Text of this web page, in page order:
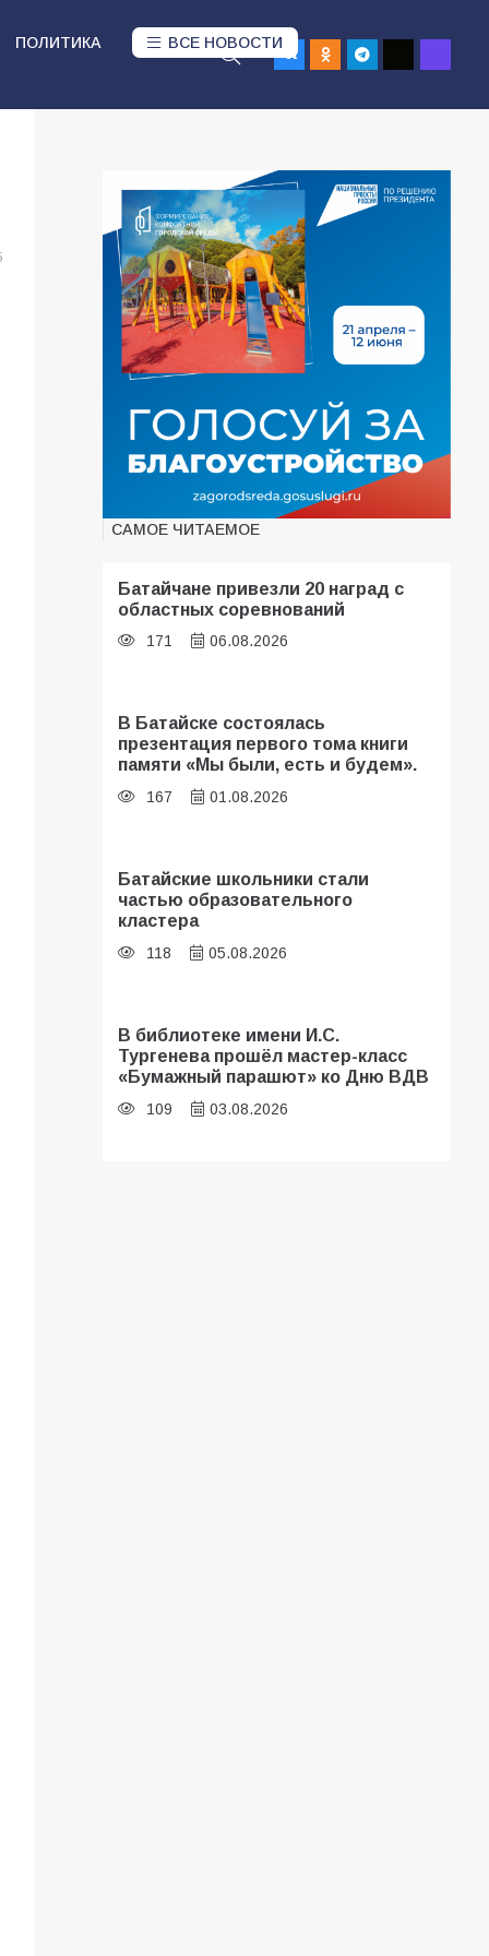
ПОЛИТИКА ВСЕ НОВОСТИ
САМОЕ ЧИТАЕМОЕ
Батайчане привезли 20 наград с
областных соревнований
171 06.08.2026
В Батайске состоялась
презентация первого тома книги
памяти «Мы были, есть и будем».
167 01.08.2026
Батайские школьники стали
частью образовательного
кластера
118 05.08.2026
В библиотеке имени И.С.
Тургенева прошёл мастер-класс
«Бумажный парашют» ко Дню ВДВ
109 03.08.2026